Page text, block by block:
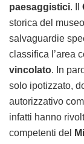
paesaggistici. Il
storica del
salvaguardie
classifica l’area
vincolato. In
solo ipotizzato,
autorizzativo
infatti hanno
competenti del